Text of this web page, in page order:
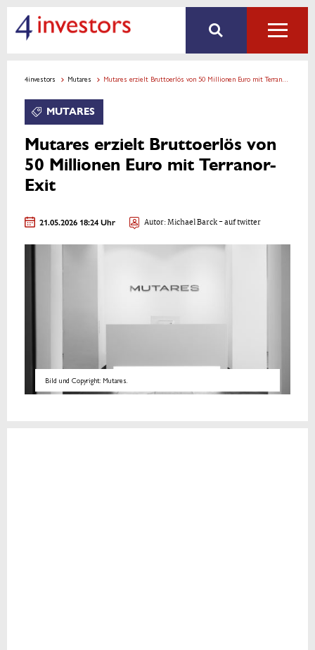
4investors Mutares Mutares erzielt Bruttoerlös von 50 Millionen Euro mit Terranor-Exit
MUTARES
Mutares erzielt Bruttoerlös von
50 Millionen Euro mit Terranor-
Exit
21.05.2026 18:24 Uhr Autor:Michael Barck- auf twitter
Bild und Copyright: Mutares.